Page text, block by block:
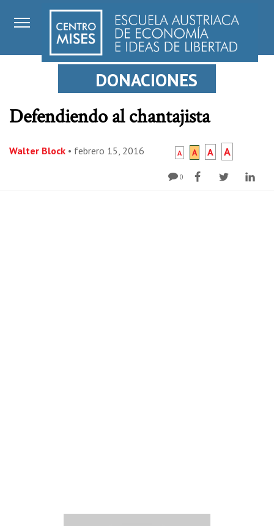
DONACIONES
Defendiendo al chantajista
Walter Block • febrero 15, 2016 A A A A
0